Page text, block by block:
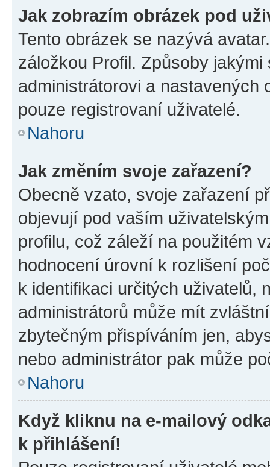
Jak zobrazím obrázek pod
Tento obrázek se nazývá
záložkou Profil. Způsoby
administrátorovi a nastavených
pouze registrovaní uživatelé.
Nahoru
Jak změním svoje zařazení?
Obecně vzato, svoje zařazení
objevují pod vaším
profilu, což záleží na použitém
hodnocení úrovní k rozlišení
k identifikaci určitých uživatelů,
administrátorů může mít
zbytečným přispíváním jen,
nebo administrátor pak může
Nahoru
Když kliknu na e-mailový
k přihlášení!